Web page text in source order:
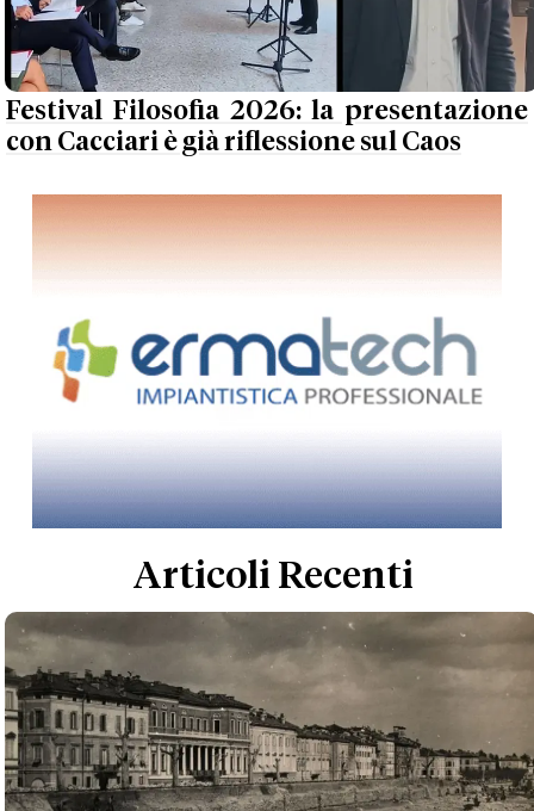
Festival Filosofia 2026: la presentazione
con Cacciari è già riflessione sul Caos
Articoli Recenti